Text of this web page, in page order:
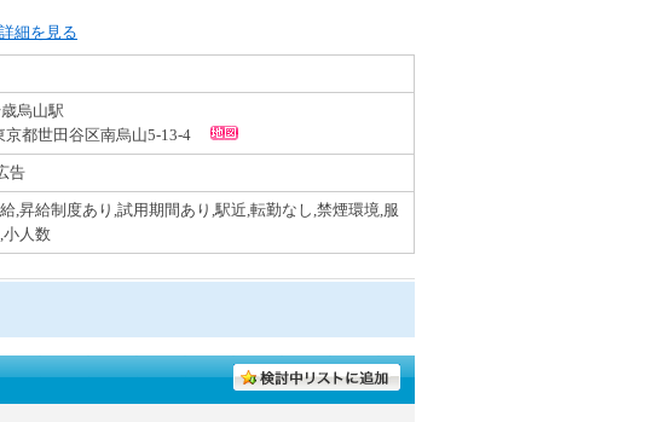
詳細を見る
烏山駅
京都世田谷区南烏山5-13-4
告
,昇給制度あり,試用期間あり,駅近,転勤なし,禁煙環境,服
人数